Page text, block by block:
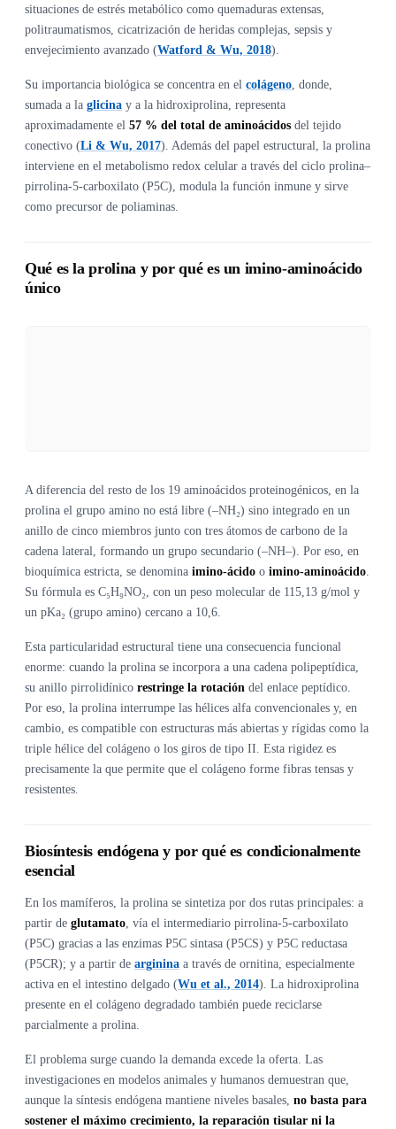
situaciones de estrés metabólico como quemaduras extensas,
politraumatismos, cicatrización de heridas complejas, sepsis y
envejecimiento avanzado (Watford & Wu, 2018).
Su importancia biológica se concentra en el colágeno , donde,
sumada a la glicina y a la hidroxiprolina, representa
aproximadamente el 57 % del total de aminoácidos del tejido
conectivo (Li & Wu, 2017). Además del papel estructural, la prolina
interviene en el metabolismo redox celular a través del ciclo prolina–
pirrolina-5-carboxilato (P5C), modula la función inmune y sirve
como precursor de poliaminas.
Qué es la prolina y por qué es un imino-aminoácido
único
A diferencia del resto de los 19 aminoácidos proteinogénicos, en la
prolina el grupo amino no está libre (–NH₂) sino integrado en un
anillo de cinco miembros junto con tres átomos de carbono de la
cadena lateral, formando un grupo secundario (–NH–). Por eso, en
bioquímica estricta, se denomina imino-ácido o imino-aminoácido
Su fórmula es C₅H₉NO₂, con un peso molecular de 115,13 g/mol y
un pKa₂ (grupo amino) cercano a 10,6.
Esta particularidad estructural tiene una consecuencia funcional
enorme: cuando la prolina se incorpora a una cadena polipeptídica,
su anillo pirrolidínico restringe la rotación del enlace peptídico.
Por eso, la prolina interrumpe las hélices alfa convencionales y, en
cambio, es compatible con estructuras más abiertas y rígidas como la
triple hélice del colágeno o los giros de tipo II. Esta rigidez es
precisamente la que permite que el colágeno forme fibras tensas y
resistentes.
Biosíntesis endógena y por qué es condicionalmente
esencial
En los mamíferos, la prolina se sintetiza por dos rutas principales: a
partir de glutamato , vía el intermediario pirrolina-5-carboxilato
(P5C) gracias a las enzimas P5C sintasa (P5CS) y P5C reductasa
(P5CR); y a partir de arginina a través de ornitina, especialmente
activa en el intestino delgado (Wu et al., 2014). La hidroxiprolina
presente en el colágeno degradado también puede reciclarse
parcialmente a prolina.
El problema surge cuando la demanda excede la oferta. Las
investigaciones en modelos animales y humanos demuestran que,
aunque la síntesis endógena mantiene niveles basales, no basta para
sostener el máximo crecimiento, la reparación tisular ni la